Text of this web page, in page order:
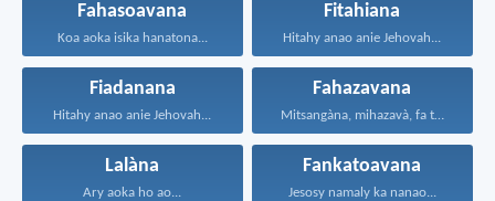
Fahasoavana
Koa aoka isika hanatona...
Fitahiana
Hitahy anao anie Jehovah...
Fiadanana
Hitahy anao anie Jehovah...
Fahazavana
Mitsangàna, mihazavà, fa tonga...
Lalàna
Ary aoka ho ao...
Fankatoavana
Jesosy namaly ka nanao...